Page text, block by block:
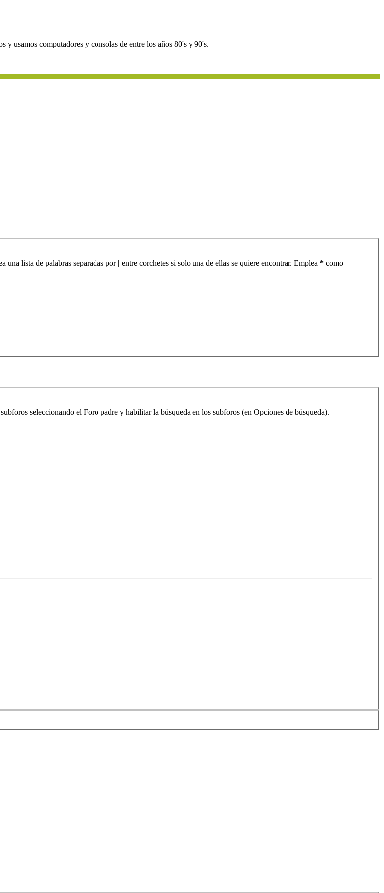
usamos computadores y consolas de entre los años 80's y 90's.
una lista de palabras separadas por | entre corchetes si solo una de ellas se quiere encontrar. Emplea * como
seleccionando el Foro padre y habilitar la búsqueda en los subforos (en Opciones de búsqueda).